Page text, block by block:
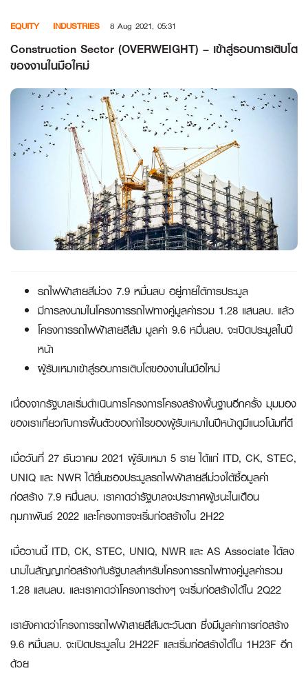
content
EQUITY INDUSTRIES 8 Aug 2021, 05:31
Construction Sector (OVERWEIGHT) – เข้าสู่รอบการเติบโต
ของงานในมือใหม่
รถไฟฟ้าสายสีม่วง 7.9 หมื่นลบ อยู่ภายใต้การประมูล
มีการลงนามในโครงการรถไฟทางคู่มูลค่ารวม 1.28 แสนลบ. แล้ว
โครงการรถไฟฟ้าสายสีส้ม มูลค่า 9.6 หมื่นลบ. จะเปิดประมูลในปี
หน้า
ผู้รับเหมาเข้าสู่รอบการเติบโตของงานในมือใหม่
เนื่องจากรัฐบาลเริ่มดำเนินการโครงการโครงสร้างพื้นฐานอีกครั้ง มุมมอง
ของเราเกี่ยวกับการฟื้นตัวของกำไรของผู้รับเหมาในปีหน้าดูมีแนวโน้มที่ดี
เมื่อวันที่ 27 ธันวาคม 2021 ผู้รับเหมา 5 ราย ได้แก่ ITD, CK, STEC,
UNIQ และ NWR ได้ยื่นซองประมูลรถไฟฟ้าสายสีม่วงใต้ซื้อมูลค่า
ก่อสร้าง 7.9 หมื่นลบ. เราคาดว่ารัฐบาลจะประกาศผู้ชนะในเดือน
กุมภาพันธ์ 2022 และโครงการจะเริ่มก่อสร้างใน 2H22
เมื่อวานนี้ ITD, CK, STEC, UNIQ, NWR และ AS Associate ได้ลง
นามในสัญญาก่อสร้างกับรัฐบาลสำหรับโครงการรถไฟทางคู่มูลค่ารวม
1.28 แสนลบ. และเราคาดว่าโครงการต่างๆ จะเริ่มก่อสร้างได้ใน 2Q22
เรายังคาดว่าโครงการรถไฟฟ้าสายสีส้มตะวันตก ซึ่งมีมูลค่าการก่อสร้าง
9.6 หมื่นลบ. จะเปิดประมูลใน 2H22F และเริ่มก่อสร้างได้ใน 1H23F อีก
ด้วย